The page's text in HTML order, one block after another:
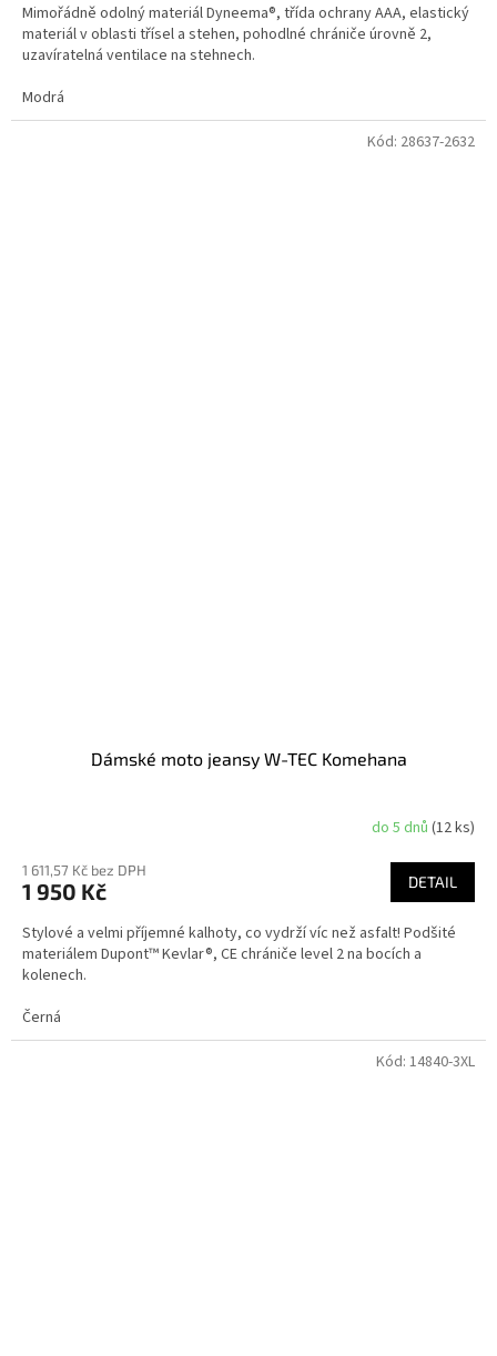
Mimořádně odolný materiál Dyneema®, třída ochrany AAA, elastický
materiál v oblasti třísel a stehen, pohodlné chrániče úrovně 2,
uzavíratelná ventilace na stehnech.
Modrá
Dámské moto jeansy W-TEC Komehana
do 5 dnů (12 ks)
1 611,57 Kč bez DPH
1 950 Kč DETAIL
Stylové a velmi příjemné kalhoty, co vydrží víc než asfalt! Podšité
materiálem Dupont™ Kevlar®, CE chrániče level 2 na bocích a
kolenech.
Černá
Kód: 28637-2632
Kód: 14840-3XL